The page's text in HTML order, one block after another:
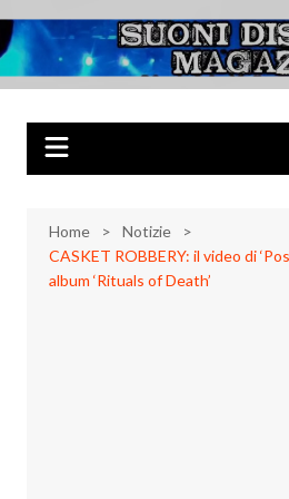
al
contenuto
Musica Rock, Metal, Punk e varie
Home
Notizie
CASKET ROBBERY: il video di
album ‘Rituals of Death’